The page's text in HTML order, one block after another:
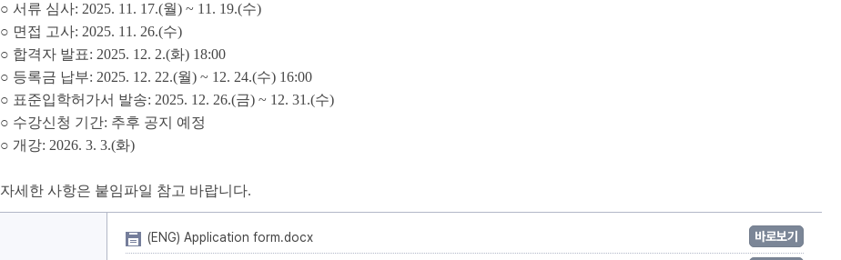
○ 서류 심사: 2025. 11. 17.(월) ~ 11. 19.(수)
○ 면접 고사: 2025. 11. 26.(수)
○ 합격자 발표: 2025. 12. 2.(화) 18:00
○ 등록금 납부: 2025. 12. 22.(월) ~ 12. 24.(수) 16:00
○ 표준입학허가서 발송: 2025. 12. 26.(금) ~ 12. 31.(수)
○ 수강신청 기간: 추후 공지 예정
○ 개강: 2026. 3. 3.(화)
자세한 사항은 붙임파일 참고 바랍니다.
(ENG) Application form.docx 바로보기